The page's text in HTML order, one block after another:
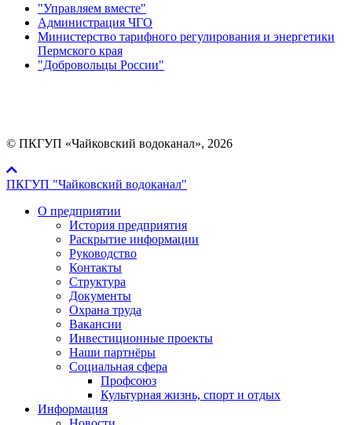
"Управляем вместе"
Администрация ЧГО
Министерство тарифного регулирования и энергетики
Пермского края
"Добровольцы России"
© ПКГУП «Чайковский водоканал», 2026
ПКГУП "Чайковский водоканал"
О предприятии
История предприятия
Раскрытие информации
Руководство
Контакты
Структура
Документы
Охрана труда
Вакансии
Инвестиционные проекты
Наши партнёры
Социальная сфера
Профсоюз
Культурная жизнь, спорт и отдых
Информация